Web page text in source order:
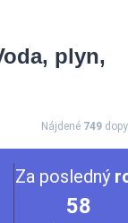
plyn,
Nájdené 749
Za posledný
58